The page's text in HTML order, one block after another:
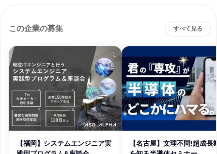
この企業の募集 すべて見る
【福岡】システムエンジニア実
【名古屋】文理不問!超成長